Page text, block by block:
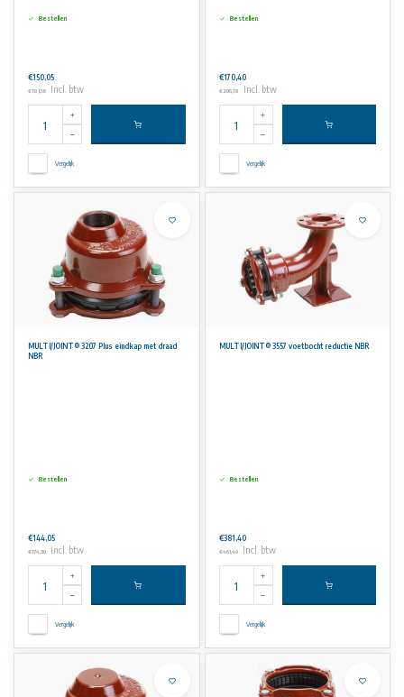
Bestellen
€150,05
€181,56 Incl. btw
Vergelijk
Bestellen
€170,40
€206,18 Incl. btw
Vergelijk
MULTI/JOINT® 3207 Plus eindkap met draad
NBR
Bestellen
€144,05
€174,30 Incl. btw
Vergelijk
MULTI/JOINT® 3557 voetbocht reductie NBR
Bestellen
€381,40
€461,49 Incl. btw
Vergelijk